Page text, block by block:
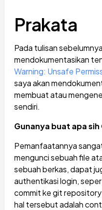
Prakata
Pada tulisan
mendokumentasikan
Warning: Unsafe
saya akan
membuat atau
sendiri.
Gunanya buat apa sih
Pemanfaatannya
mengunci sebuah file
sebuah berkas, dapat
authentikasi login,
commit ke git
hal tersebut adalah